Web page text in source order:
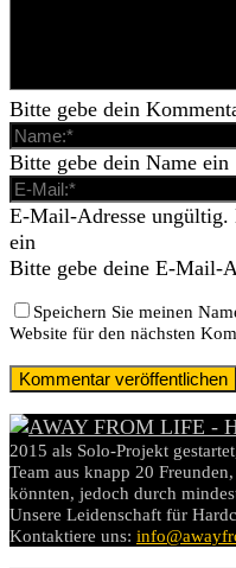
Bitte gebe dein
Bitte gebe dein Name ein
E-Mail-Adresse ungültig.
ein
Bitte gebe deine E-Mail-
Speichern Sie meinen
Website für den nächsten
2015 als Solo-Projekt
Team aus knapp 20
könnten, jedoch durch
Unsere Leidenschaft für
Kontaktiere uns: